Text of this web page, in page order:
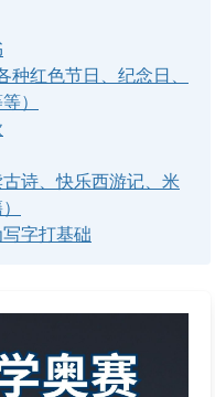
红色节日、纪念日、
）
诗、快乐西游记、米
字打基础